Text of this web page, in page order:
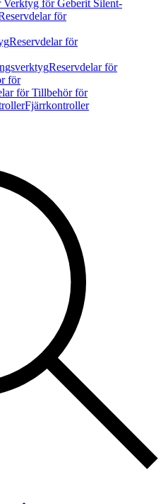
Verktyg för Geberit Silent-
för
Reservdelar för
Reservdelar för
för
för Tillbehör för
Fjärrkontroller